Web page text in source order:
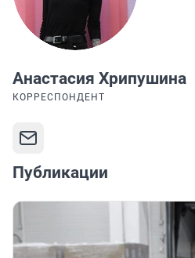
Анастасия Хрипушина
КОРРЕСПОНДЕНТ
Публикации